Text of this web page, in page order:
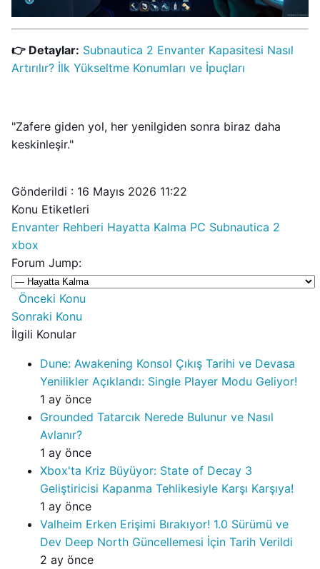
👉 Detaylar: Subnautica 2 Envanter Kapasitesi Nasıl
Artırılır? İlk Yükseltme Konumları ve İpuçları
"Zafere giden yol, her yenilgiden sonra biraz daha
keskinleşir."
Gönderildi : 16 Mayıs 2026 11:22
Konu Etiketleri
Envanter Rehberi Hayatta Kalma PC Subnautica 2
xbox
Forum Jump:
Önceki Konu
Sonraki Konu
İlgili Konular
Dune: Awakening Konsol Çıkış Tarihi ve Devasa
Yenilikler Açıklandı: Single Player Modu Geliyor!
1 ay önce
Grounded Tatarcık Nerede Bulunur ve Nasıl
Avlanır?
1 ay önce
Xbox'ta Kriz Büyüyor: State of Decay 3
Geliştiricisi Kapanma Tehlikesiyle Karşı Karşıya!
1 ay önce
Valheim Erken Erişimi Bırakıyor! 1.0 Sürümü ve
Dev Deep North Güncellemesi İçin Tarih Verildi
2 ay önce